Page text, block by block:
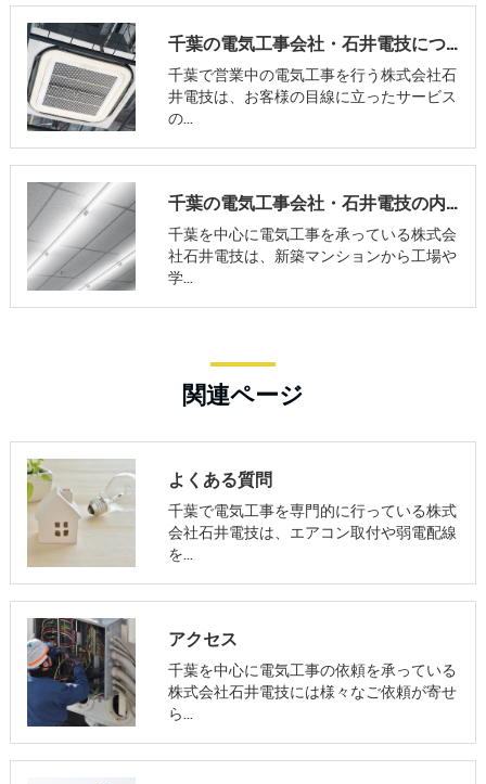
千葉の電気工事会社・石井電技について
千葉で営業中の電気工事を行う株式会社石
井電技は、お客様の目線に立ったサービス
の…
千葉の電気工事会社・石井電技の内容について
千葉を中心に電気工事を承っている株式会
社石井電技は、新築マンションから工場や
学…
関連ページ
よくある質問
千葉で電気工事を専門的に行っている株式
会社石井電技は、エアコン取付や弱電配線
を…
アクセス
千葉を中心に電気工事の依頼を承っている
株式会社石井電技には様々なご依頼が寄せ
ら…